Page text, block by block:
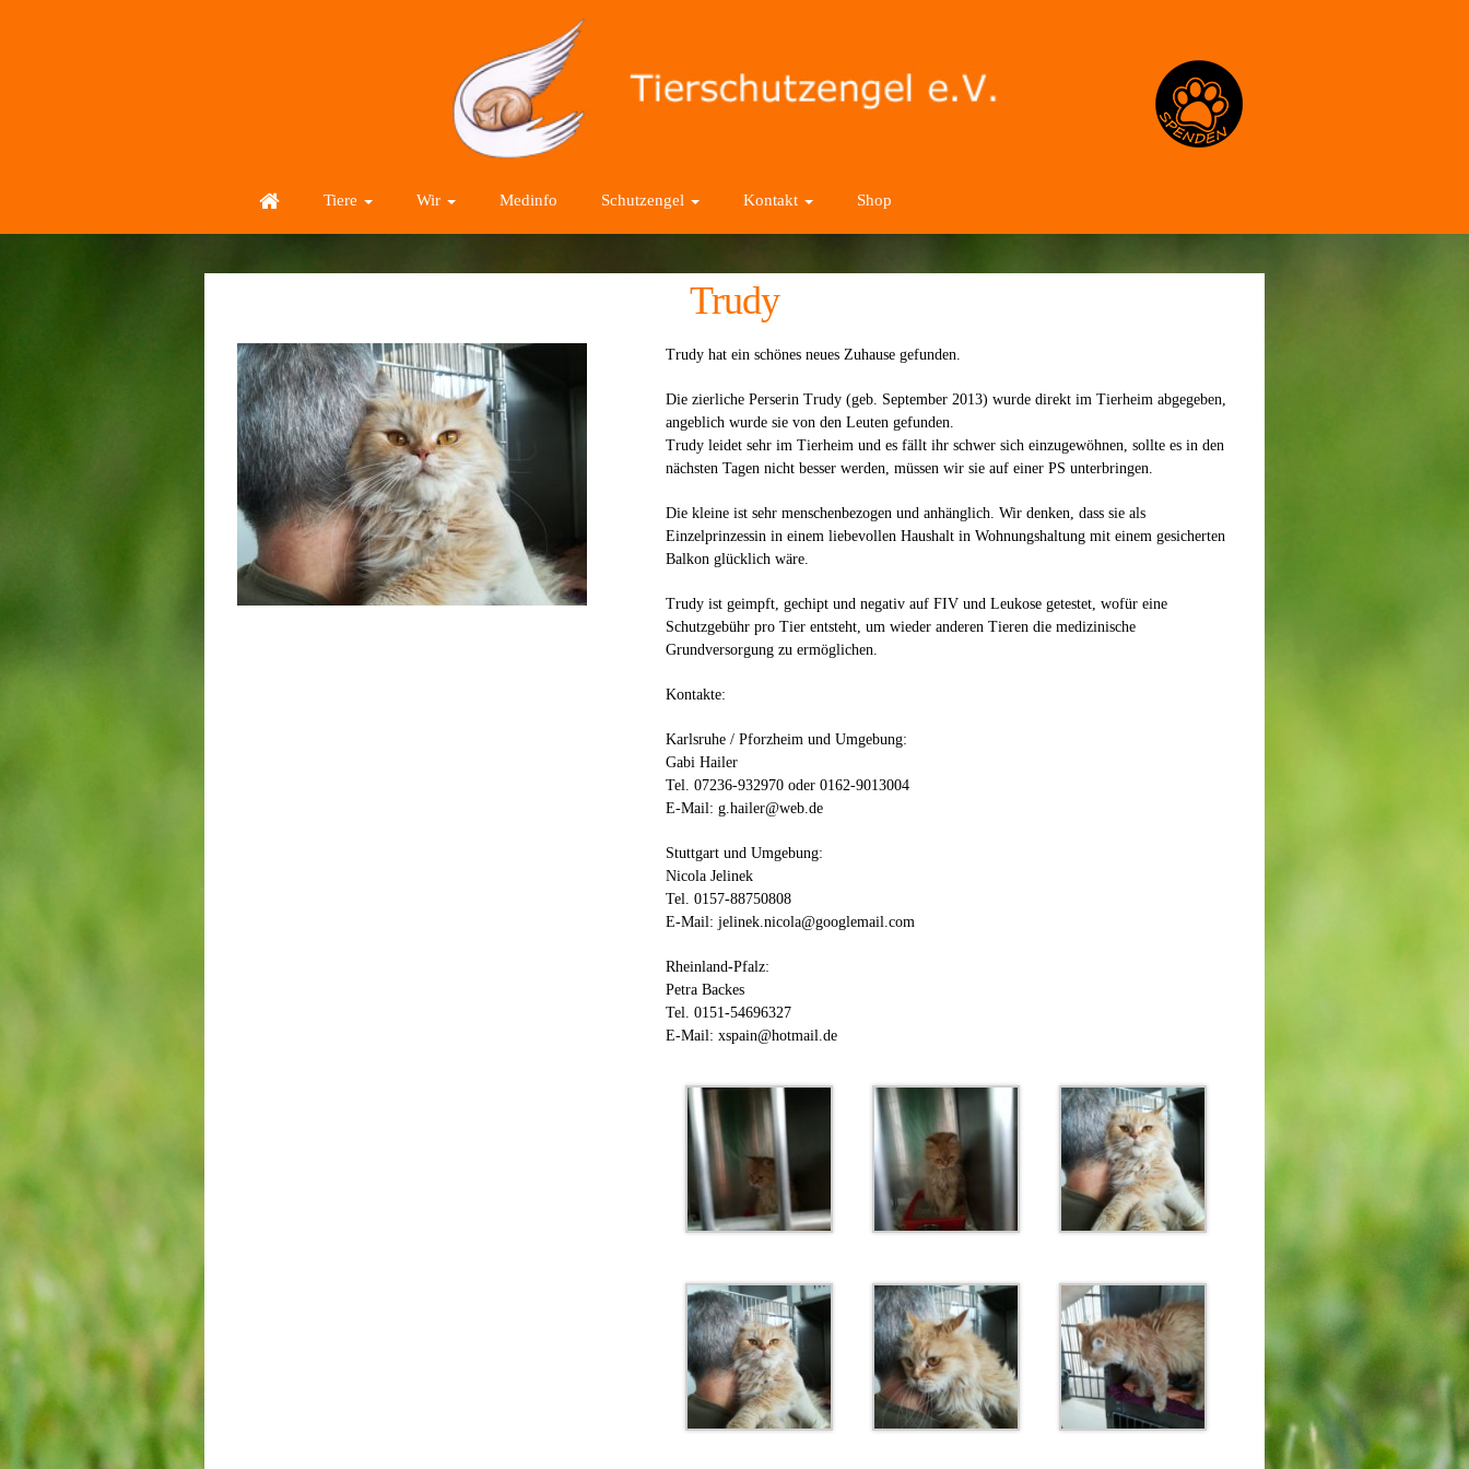
Tiere Wir Medinfo Schutzengel Kontakt Shop
Trudy
Trudy hat ein schönes neues Zuhause gefunden.
Die zierliche Perserin Trudy (geb. September 2013) wurde direkt im Tierheim abgegeben,
angeblich wurde sie von den Leuten gefunden.
Trudy leidet sehr im Tierheim und es fällt ihr schwer sich einzugewöhnen, sollte es in den
nächsten Tagen nicht besser werden, müssen wir sie auf einer PS unterbringen.
Die kleine ist sehr menschenbezogen und anhänglich. Wir denken, dass sie als
Einzelprinzessin in einem liebevollen Haushalt in Wohnungshaltung mit einem gesicherten
Balkon glücklich wäre.
Trudy ist geimpft, gechipt und negativ auf FIV und Leukose getestet, wofür eine
Schutzgebühr pro Tier entsteht, um wieder anderen Tieren die medizinische
Grundversorgung zu ermöglichen.
Kontakte:
Karlsruhe / Pforzheim und Umgebung:
Gabi Hailer
Tel. 07236-932970 oder 0162-9013004
E-Mail: g.hailer@web.de
Stuttgart und Umgebung:
Nicola Jelinek
Tel. 0157-88750808
E-Mail: jelinek.nicola@googlemail.com
Rheinland-Pfalz:
Petra Backes
Tel. 0151-54696327
E-Mail: xspain@hotmail.de